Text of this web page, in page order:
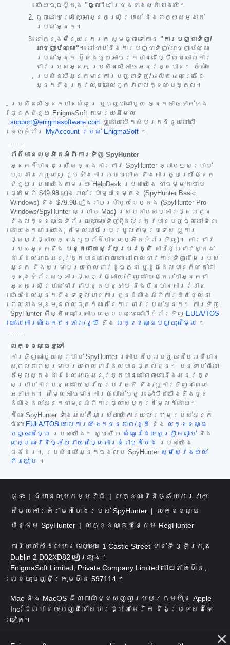
ហើយចុចប៊ូតុង "ចូល" នៅជ្រុងខាងស្តាំខាងលើ។
ចូលដោយប្រើឈ្មោះអ្នកប្រើប្រាស់ និងពាក្យសម្ងាត់
របស់អ្នក។
នៅក្នុងម៉ឺនុយរុករក សូមចូលទៅកាន់ "ការបញ្ជាទិញ/
អាជ្ញាប័ណ្ណ"។ នៅជាប់នឹងការបញ្ជាទិញ/អាជ្ញាប័ណ្ណ
របស់អ្នក ប៊ូតុងមួយអាចរកបានដើម្បីលុបចោលការ
ជាវរបស់អ្នក ប្រសិនបើអាចអនុវត្តបាន។ ចំណាំ៖
ប្រសិនបើអ្នកមានការបញ្ជាទិញ/ផលិតផលច្រើន
អ្នកនឹងត្រូវលុបចោលពួកវាជាលក្ខណៈបុគ្គល។
ប្រសិនបើអ្នកមានសំណួរ ឬបញ្ហាណាមួយ អ្នកអាចទាក់ទង
ផ្នែកជំនួយ EnigmaSoft តាមរយៈអ៊ីមែល
support@enigmasoftware.com ឬដោយបើកសំបុត្រជំនួយនៅលើ
គេហទំព័រ
MyAccount របស់ EnigmaSoft ។
------
ព័ត៌មានលម្អិតអំពីការទិញ SpyHunter
អ្នកក៏មានជម្រើសក្នុងការជាវ SpyHunter ភ្លាមៗសម្រាប់
មុខងារពេញលេញ រួមទាំងការលុបមេរោគ និងការចូលប្រើផ្នែក
ជំនួយរបស់យើងតាមរយៈ HelpDesk របស់យើង ជាធម្មតាចាប់
ផ្តើមពី $49.98 រៀងរាល់ប្រាំមួយខែម្តង (SpyHunter Basic
Windows) និង $79.98 រៀងរាល់ប្រាំមួយខែម្តង (SpyHunter Pro
Windows/SpyHunter សម្រាប់ Mac) ស្របតាមសម្ភារៈផ្តល់ជូន
និងលក្ខខណ្ឌទំព័រចុះឈ្មោះ/ទិញ (ដែលត្រូវបានបញ្ចូលនៅទីនេះ
ដោយឯកសារយោង; តម្លៃអាចប្រែប្រួលតាមប្រទេស ឬការ
ផ្សព្វផ្សាយក្នុងមួយព័ត៌មានលម្អិតទំព័រទិញ)។ ការជាវ
របស់អ្នកនឹង
បន្តដោយស្វ័យប្រវត្តិ តាមថ្លៃជាវស្តង់
ដារដែលអាចអនុវត្តបាននៅពេលនោះ នៅពេលជាវការទិញដើមរបស់
អ្នក និងសម្រាប់រយៈពេលជាវដូចគ្នា ឬដូចដែលបានកំណត់នៅ
ក្នុងទំព័រសម្ភារៈផ្សព្វផ្សាយ/ទិញ ដោយផ្តល់ថាអ្នកជា
អ្នកប្រើប្រាស់ជាវជាបន្តបន្ទាប់ និងមិនមានការរំខាន
ហើយដែលអ្នកនឹងទទួលបានការជូនដំណឹងអំពីការគិតថ្លៃនា
ពេលខាងមុខមុនពេលផុតកំណត់នៃការជាវរបស់អ្នក។ ការទិញ
SpyHunter គឺស្ថិតនៅក្រោមលក្ខខណ្ឌនៅលើទំព័រទិញ EULA/TOS
គោលការណ៍ឯកជនភាព/ខូឃី
និង លក្ខខណ្ឌបញ្ចុះតម្លៃ ។
------
លក្ខខណ្ឌទូទៅ
ការទិញណាមួយសម្រាប់ SpyHunter ក្រោមតម្លៃបញ្ចុះតម្លៃគឺមាន
សុពលភាពសម្រាប់រយៈពេលជាវដែលបានផ្តល់ជូន។ បន្ទាប់ពីនោះ
តម្លៃស្តង់ដារដែលអាចអនុវត្តបាននៅពេលនោះនឹងអនុវត្ត
សម្រាប់ការបន្តដោយស្វ័យប្រវត្តិ និង/ឬការទិញនាពេល
អនាគត។ តម្លៃអាចមានការផ្លាស់ប្តូរ ទោះបីជាយើងនឹងជូន
ដំណឹងដល់អ្នកជាមុនអំពីការផ្លាស់ប្តូរតម្លៃក៏ដោយ។
កំណែ SpyHunter ទាំងអស់គឺអាស្រ័យលើការយល់ព្រមរបស់អ្នក
ចំពោះ EULA/TOS គោលការណ៍ឯកជនភាព/ខូគី និង
លក្ខខណ្ឌ
បញ្ចុះតម្លៃ
របស់យើង។ សូមមើល សំណួរដែលសួរញឹកញាប់ និង
លក្ខណៈវិនិច្ឆ័យវាយតម្លៃការគំរាមកំហែង
របស់យើង
ផងដែរ។ ប្រសិនបើអ្នកចង់លុប SpyHunter សូមស្វែងយល់
ពីរបៀប ។
ផ្ទះ ជំហានលុបកម្មវិធី
លក្ខណៈវិនិច្ឆ័យការវាយ
តម្លៃការគំរាមកំហែងរបស់ SpyHunter
លក្ខខណ្ឌ
បន្ថែម SpyHunter
លក្ខខណ្ឌបន្ថែម RegHunter
ការិយាល័យដែលបានចុះឈ្មោះ៖ 1 Castle Street ជាន់ទី 3 ទីក្រុង
Dublin 2 D02XD82 អៀរឡង់។
EnigmaSoft Limited, Private Company Limited ដោយភាគហ៊ុន,
លេខចុះបញ្ជីក្រុមហ៊ុន 597114 ។
Mac និង MacOS គឺជាពាណិជ្ជសញ្ញារបស់ក្រុមហ៊ុន Apple
Inc. ដែលបានចុះបញ្ជីនៅសហរដ្ឋអាមេរិក និងប្រទេសដទៃ
ទៀត។